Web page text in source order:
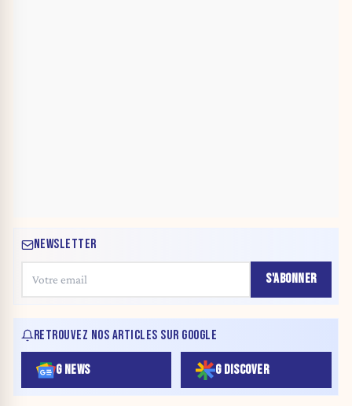
NEWSLETTER
S'ABONNER
RETROUVEZ NOS ARTICLES SUR GOOGLE
G NEWS G DISCOVER